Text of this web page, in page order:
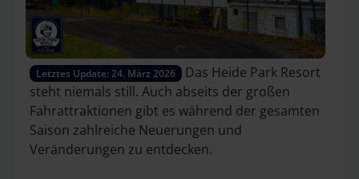
Letztes Update: 24. März 2026 Das Heide Park Resort
steht niemals still. Auch abseits der großen
Fahrattraktionen gibt es während der gesamten
Saison zahlreiche Neuerungen und
Veränderungen zu entdecken.